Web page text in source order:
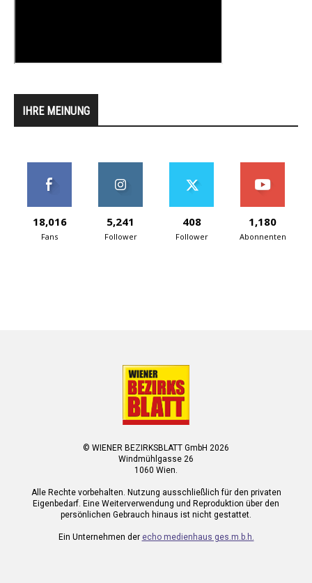
IHRE MEINUNG
18,016
Fans
5,241
Follower
408
Follower
1,180
Abonnenten
© WIENER BEZIRKSBLATT GmbH 2026
Windmühlgasse 26
1060 Wien.
Alle Rechte vorbehalten. Nutzung ausschließlich für den privaten
Eigenbedarf. Eine Weiterverwendung und Reproduktion über den
persönlichen Gebrauch hinaus ist nicht gestattet.
Ein Unternehmen der echo medienhaus ges.m.b.h.